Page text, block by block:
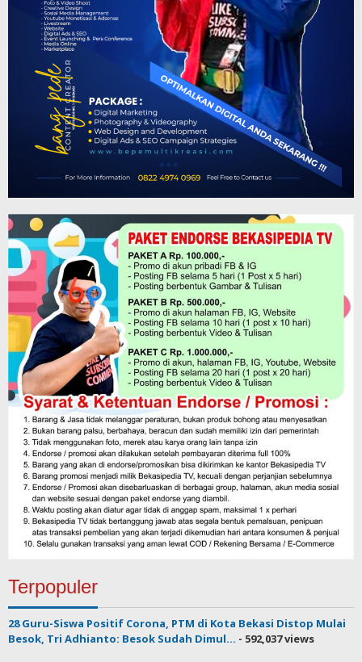
Terpopuler
28 Guru-Siswa Positif Corona, PTM di Kota Bekasi Distop Mulai
Besok, Tri Adhianto: Besok Sudah Dimul... - 592,037 views